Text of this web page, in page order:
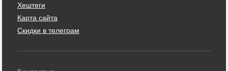
Хештеги
Карта сайта
Скидки в телеграм